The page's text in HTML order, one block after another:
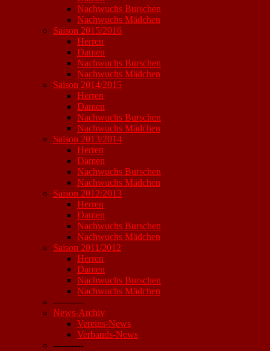
Nachwuchs Burschen
Nachwuchs Mädchen
Saison 2015/2016
Herren
Damen
Nachwuchs Burschen
Nachwuchs Mädchen
Saison 2014/2015
Herren
Damen
Nachwuchs Burschen
Nachwuchs Mädchen
Saison 2013/2014
Herren
Damen
Nachwuchs Burschen
Nachwuchs Mädchen
Saison 2012/2013
Herren
Damen
Nachwuchs Burschen
Nachwuchs Mädchen
Saison 2011/2012
Herren
Damen
Nachwuchs Burschen
Nachwuchs Mädchen
----------
News-Archiv
Vereins-News
Verbands-News
----------